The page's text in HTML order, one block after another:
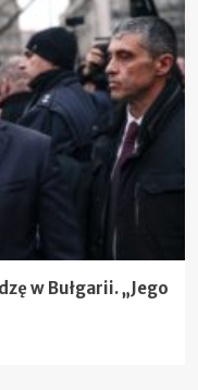
w Bułgarii. „Jego